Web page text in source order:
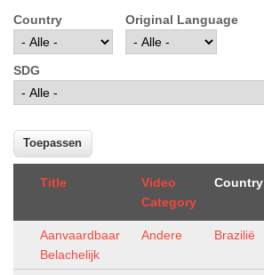
Country Original Language
SDG
Title
Video
Category
Country
Aanvaardbaar
Belachelijk
Andere Brazilië